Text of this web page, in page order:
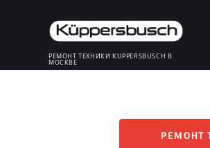
РЕМОНТ ТЕХНИКИ KUPPERSBUSCH В
МОСКВЕ
РЕМОНТ